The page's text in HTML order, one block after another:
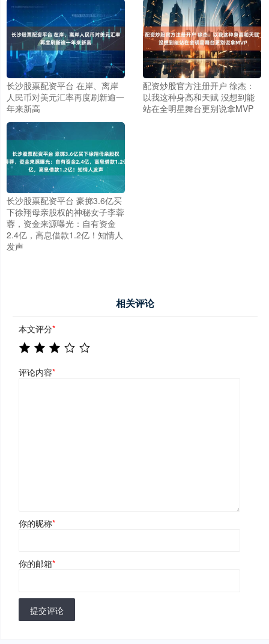
长沙股票配资平台 在岸、离岸
人民币对美元汇率再度刷新逾一
年来新高
配资炒股官方注册开户 徐杰：
以我这种身高和天赋 没想到能
站在全明星舞台更别说拿MVP
长沙股票配资平台 豪掷3.6亿买
下徐翔母亲股权的神秘女子李蓉
蓉，资金来源曝光：自有资金
2.4亿，高息借款1.2亿！知情人
发声
相关评论
本文评分*
评论内容*
你的昵称*
你的邮箱*
提交评论